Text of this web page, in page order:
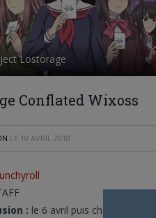
Lostorage
Conflated Wixoss
LE 10 AVRIL 2018
: le 6 avril puis chaque